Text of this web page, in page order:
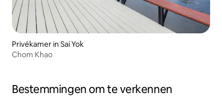
Privékamer in Sai Yok
Chom Khao
Bestemmingen om te verkennen